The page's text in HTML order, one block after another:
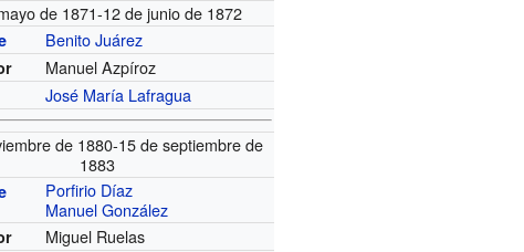
de 1871-12 de junio de 1872
Benito Juárez
Manuel Azpíroz
José María Lafragua
de 1880-15 de septiembre de
1883
Porfirio Díaz
Manuel González
Miguel Ruelas